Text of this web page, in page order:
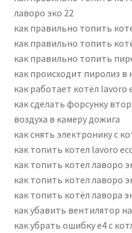
лаворо эко 22
как правильно топить
как правильно топить
как правильно топить
как происходит пиролиз в
как работает котёл lavoro
как сделать форсунку
воздуха в камеру дожига
как снять электронику с
как топить котел lavoro
как топить котел лаворо
как топить котел лаворо
как топить котёл лавора
как убавить вентилятор
как убрать ошибку е4 с